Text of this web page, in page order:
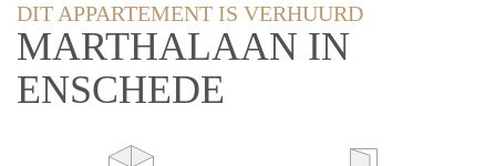
DIT APPARTEMENT IS VERHUURD
MARTHALAAN IN
ENSCHEDE